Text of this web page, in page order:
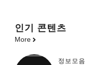
인기 콘텐츠
More
정보모음